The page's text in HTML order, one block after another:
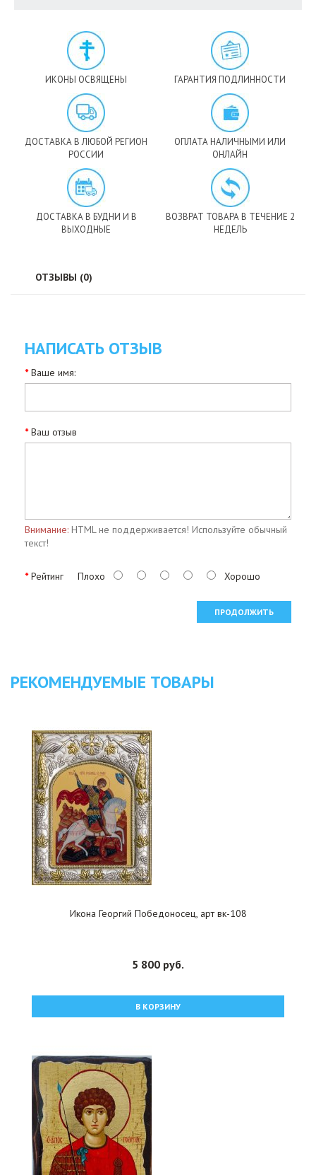
ИКОНЫ ОСВЯЩЕНЫ ГАРАНТИЯ ПОДЛИННОСТИ
ДОСТАВКА В ЛЮБОЙ РЕГИОН
РОССИИ
ОПЛАТА НАЛИЧНЫМИ ИЛИ
ОНЛАЙН
ДОСТАВКА В БУДНИ И В
ВЫХОДНЫЕ
ВОЗВРАТ ТОВАРА В ТЕЧЕНИЕ 2
НЕДЕЛЬ
ОТЗЫВЫ (0)
НАПИСАТЬ ОТЗЫВ
Ваше имя:
Ваш отзыв
Внимание: HTML не поддерживается! Используйте обычный
текст!
Рейтинг Плохо Хорошо
ПРОДОЛЖИТЬ
РЕКОМЕНДУЕМЫЕ ТОВАРЫ
Икона Георгий Победоносец, арт вк-108
5 800 руб.
В КОРЗИНУ